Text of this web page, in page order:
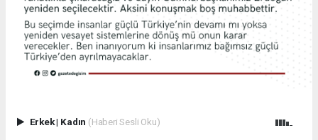
Erkek| Kadın (Haberi Sesli Oku)